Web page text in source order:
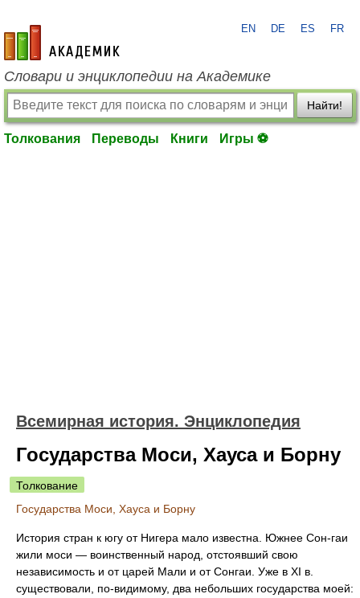
academic.ru
EN DE ES FR
Словари и энциклопедии на Академике
Найти!
Толкования Переводы Книги Игры ⚽
Всемирная история. Энциклопедия
Государства Моси, Хауса и Борну
Толкование
Государства Моси, Хауса и Борну
История стран к югу от Нигера мало известна. Южнее Сон-гаи
жили моси — воинственный народ, отстоявший свою
независимость и от царей Мали и от Сонгаи. Уже в XI в.
существовали, по-видимому, два небольших государства моей: